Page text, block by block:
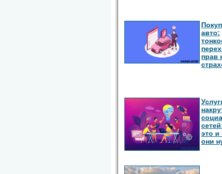
авто:
прав
это и
они